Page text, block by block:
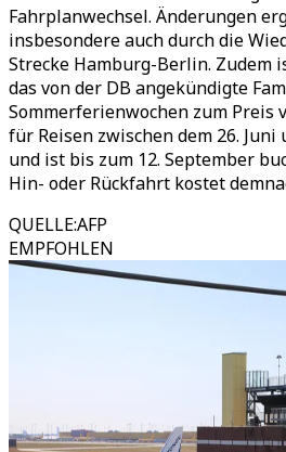
Fahrplanwechsel. Änderungen
insbesondere auch durch die
Strecke Hamburg-Berlin. Zudem
das von der DB angekündigte
Sommerferienwochen zum Preis
für Reisen zwischen dem 26. Juni
und ist bis zum 12. September
Hin- oder Rückfahrt kostet
QUELLE:AFP
EMPFOHLEN